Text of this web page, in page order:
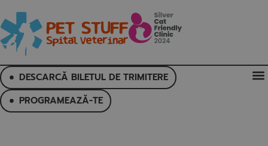
DESCARCĂ BILETUL DE TRIMITERE
PROGRAMEAZĂ-TE